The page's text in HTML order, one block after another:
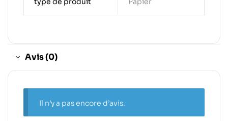
Avis (0)
Il n’y a pas encore d’avis.